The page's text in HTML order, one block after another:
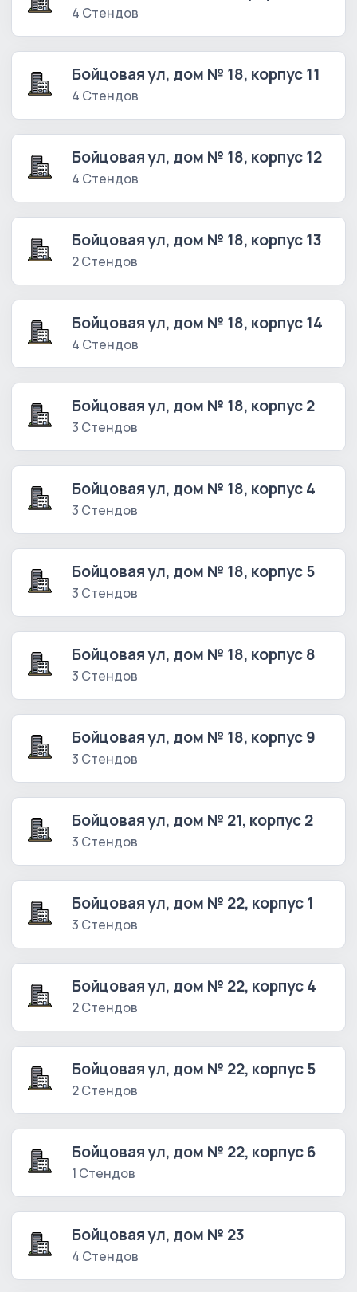
4 Стендов
Бойцовая ул, дом № 18, корпус 11
4 Стендов
Бойцовая ул, дом № 18, корпус 12
4 Стендов
Бойцовая ул, дом № 18, корпус 13
2 Стендов
Бойцовая ул, дом № 18, корпус 14
4 Стендов
Бойцовая ул, дом № 18, корпус 2
3 Стендов
Бойцовая ул, дом № 18, корпус 4
3 Стендов
Бойцовая ул, дом № 18, корпус 5
3 Стендов
Бойцовая ул, дом № 18, корпус 8
3 Стендов
Бойцовая ул, дом № 18, корпус 9
3 Стендов
Бойцовая ул, дом № 21, корпус 2
3 Стендов
Бойцовая ул, дом № 22, корпус 1
3 Стендов
Бойцовая ул, дом № 22, корпус 4
2 Стендов
Бойцовая ул, дом № 22, корпус 5
2 Стендов
Бойцовая ул, дом № 22, корпус 6
1 Стендов
Бойцовая ул, дом № 23
4 Стендов